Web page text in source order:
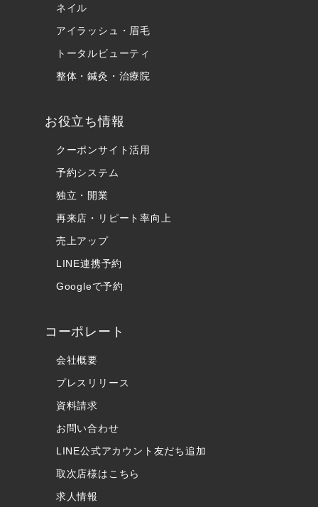
ネイル
アイラッシュ・眉毛
トータルビューティ
整体・鍼灸・治療院
お役立ち情報
クーポンサイト活用
予約システム
独立・開業
再来店・リピート率向上
売上アップ
LINE連携予約
Googleで予約
コーポレート
会社概要
プレスリリース
資料請求
お問い合わせ
LINE公式アカウント友だち追加
取次店様はこちら
求人情報